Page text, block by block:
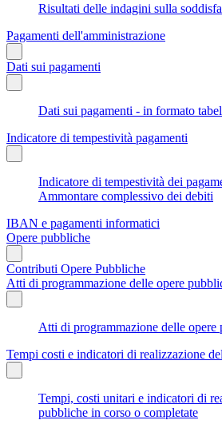
Risultati delle indagini sulla
Pagamenti dell'amministrazione
Dati sui pagamenti
Dati sui pagamenti - in formato
Indicatore di tempestività pagamenti
Indicatore di tempestività dei
Ammontare complessivo dei debiti
IBAN e pagamenti informatici
Opere pubbliche
Contributi Opere Pubbliche
Atti di programmazione delle opere
Atti di programmazione delle opere
Tempi costi e indicatori di realizzazione
Tempi, costi unitari e indicatori di
pubbliche in corso o completate